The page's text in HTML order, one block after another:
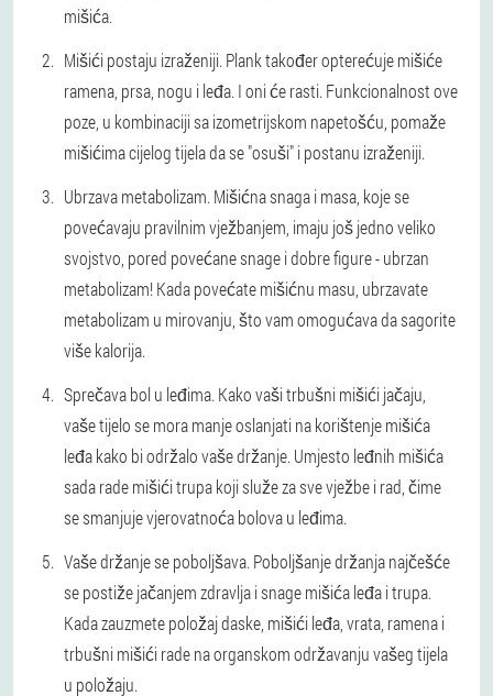
mišića.
Mišići postaju izraženiji. Plank također opterećuje mišiće
ramena, prsa, nogu i leđa. I oni će rasti. Funkcionalnost ove
poze, u kombinaciji sa izometrijskom napetošću, pomaže
mišićima cijelog tijela da se "osuši" i postanu izraženiji.
Ubrzava metabolizam. Mišićna snaga i masa, koje se
povećavaju pravilnim vježbanjem, imaju još jedno veliko
svojstvo, pored povećane snage i dobre figure - ubrzan
metabolizam! Kada povećate mišićnu masu, ubrzavate
metabolizam u mirovanju, što vam omogućava da sagorite
više kalorija.
Sprečava bol u leđima. Kako vaši trbušni mišići jačaju,
vaše tijelo se mora manje oslanjati na korištenje mišića
leđa kako bi održalo vaše držanje. Umjesto leđnih mišića
sada rade mišići trupa koji služe za sve vježbe i rad, čime
se smanjuje vjerovatnoća bolova u leđima.
Vaše držanje se poboljšava. Poboljšanje držanja najčešće
se postiže jačanjem zdravlja i snage mišića leđa i trupa.
Kada zauzmete položaj daske, mišići leđa, vrata, ramena i
trbušni mišići rade na organskom održavanju vašeg tijela
u položaju.